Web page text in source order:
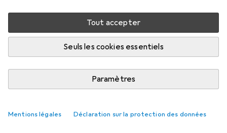
Tout accepter
Seuls les cookies essentiels
Paramètres
Mentions légales Déclaration sur la protection des données
10 pièces en stock chez le fournisseur
M'informer si le produit est disponible plus tôt
Ajouter au panier